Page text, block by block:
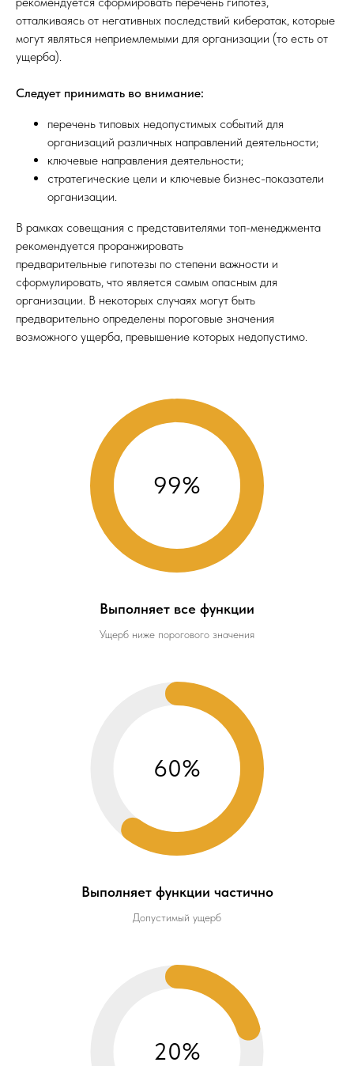
отталкиваясь от негативных последствий кибератак, которые
могут являться неприемлемыми для организации (то есть от
ущерба).
Следует принимать во внимание:
перечень типовых недопустимых событий для
организаций различных направлений деятельности;
ключевые направления деятельности;
стратегические цели и ключевые бизнес-показатели
организации.
В рамках совещания с представителями топ-менеджмента
рекомендуется проранжировать
предварительные гипотезы по степени важности и
сформулировать, что является самым опасным для
организации. В некоторых случаях могут быть
предварительно определены пороговые значения
возможного ущерба, превышение которых недопустимо.
99%
Выполняет все функции
Ущерб ниже порогового значения
60%
Выполняет функции частично
Допустимый ущерб
20%